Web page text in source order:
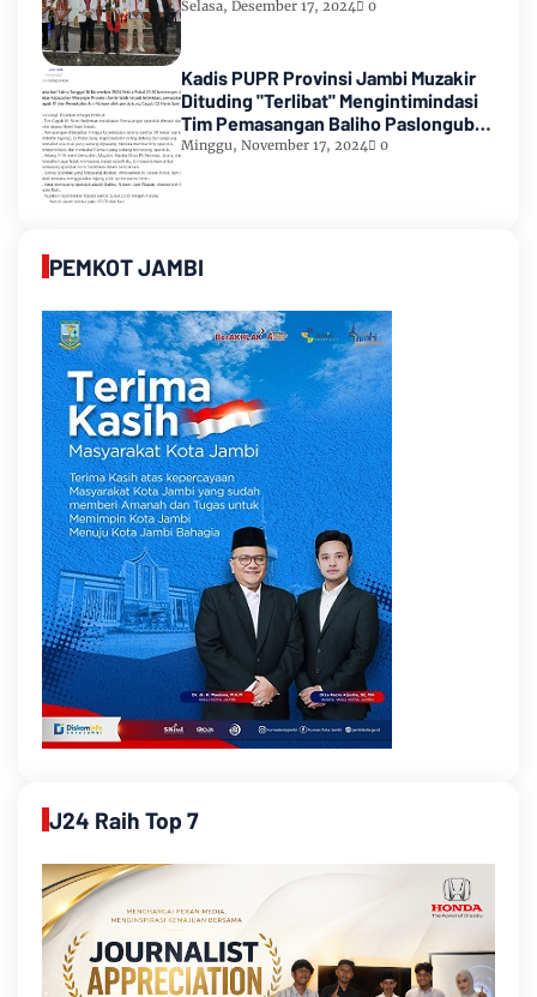
Selasa, Desember 17, 2024 0
Kadis PUPR Provinsi Jambi Muzakir
Dituding "Terlibat" Mengintimindasi
Tim Pemasangan Baliho Paslongub
Romi-Sudirman
Minggu, November 17, 2024 0
PEMKOT JAMBI
J24 Raih Top 7